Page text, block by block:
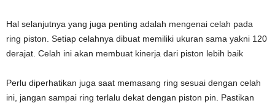
Hal selanjutnya yang juga penting adalah mengenai celah pada
ring piston. Setiap celahnya dibuat memiliki ukuran sama yakni 120
derajat. Celah ini akan membuat kinerja dari piston lebih baik
Perlu diperhatikan juga saat memasang ring sesuai dengan celah
ini, jangan sampai ring terlalu dekat dengan piston pin. Pastikan